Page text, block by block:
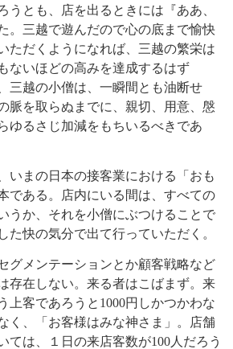
うとも、店を出るときには『ああ、
。三越で遊んだので心の底まで愉快
ただくようになれば、三越の繁栄は
ないほどの高みを達成するはず
三越の小僧は、一瞬間とも油断せ
脈を取らぬまでに、親切、用意、慇
ゆるさじ加減をもちいるべきであ
まの日本の接客業における「おも
である。店内にいる間は、すべての
うか、それを小僧にぶつけることで
た快の気分で出て行っていただく。
メンテーションとか顧客戦略など
存在しない。来る者はこばまず。来
上客であろうと1000円しかつかわな
く、「お客様はみな神さま」。店舗
ては、１日の来店客数が100人だろう